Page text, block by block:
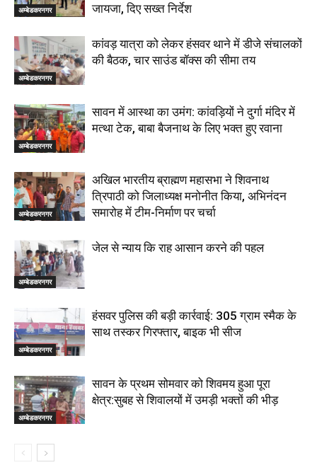
अम्बेडकरनगर
जायजा, दिए सख्त निर्देश
अम्बेडकरनगर
कांवड़ यात्रा को लेकर हंसवर थाने में डीजे संचालकों
की बैठक, चार साउंड बॉक्स की सीमा तय
अम्बेडकरनगर
सावन में आस्था का उमंग: कांवड़ियों ने दुर्गा मंदिर में
मत्था टेक, बाबा बैजनाथ के लिए भक्त हुए रवाना
अम्बेडकरनगर
अखिल भारतीय ब्राह्मण महासभा ने शिवनाथ
त्रिपाठी को जिलाध्यक्ष मनोनीत किया, अभिनंदन
समारोह में टीम-निर्माण पर चर्चा
अम्बेडकरनगर
जेल से न्याय कि राह आसान करने की पहल
अम्बेडकरनगर
हंसवर पुलिस की बड़ी कार्रवाई: 305 ग्राम स्मैक के
साथ तस्कर गिरफ्तार, बाइक भी सीज
अम्बेडकरनगर
सावन के प्रथम सोमवार को शिवमय हुआ पूरा
क्षेत्र:सुबह से शिवालयों में उमड़ी भक्तों की भीड़